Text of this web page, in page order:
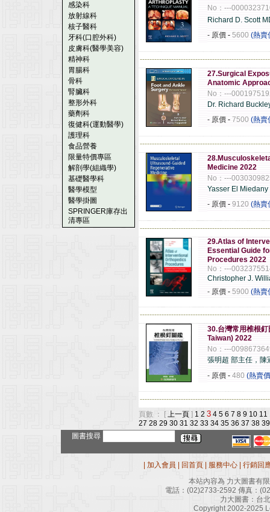
感染科
放射線科
核子醫科
牙科(口腔外科)
皮膚科(醫學美容)
精神科
胃腸科
骨科
腎臟科
整形外科
藥劑科
復健科(運動醫學)
護理科
食品營養
限量特價專區
解剖學(組織學)
基礎醫學科
醫學模型
醫學掛圖
SPRINGER庫存出
清專區
No：---
Richard D. Scott
- 原價 - 5600 (熱賣
27.Surgical
Anatomic
No：---
Dr. Richard
- 原價 - 7500 (熱賣
Medicine 2022
No：---
Yasser El Miedany
- 原價 - 9120 (熱賣
29.Atlas of
Essential Guide
Procedures 2022
No：---
Christopher J.
- 原價 - 5900 (熱賣
30.台灣常用椎根
Taiwan) 2022
No：---
張明超 部主任，陳
- 原價 - 480 (熱賣
頁數 ： [ 上一頁 ] 1 2 3 4 5 6 7 8 9 10 11
27 28 29 30 31 32 33 34 35 36 37 38 39
圖書搜尋
加入會員 回首頁 服務中心
行銷回
本站內容為 力大圖書有
電話： (02)2733-2592 傳真：
力大圖書：台
Copyright 2002-2025